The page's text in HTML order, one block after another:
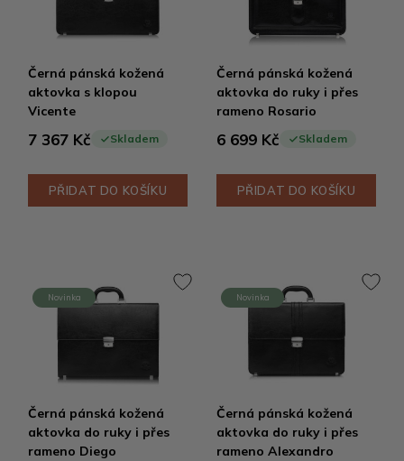
Černá pánská kožená
aktovka s klopou
Vicente
7 367 Kč Skladem
PŘIDAT DO KOŠÍKU
Černá pánská kožená
aktovka do ruky i přes
rameno Rosario
6 699 Kč Skladem
PŘIDAT DO KOŠÍKU
Novinka
Černá pánská kožená
aktovka do ruky i přes
rameno Diego
Novinka
Černá pánská kožená
aktovka do ruky i přes
rameno Alexandro